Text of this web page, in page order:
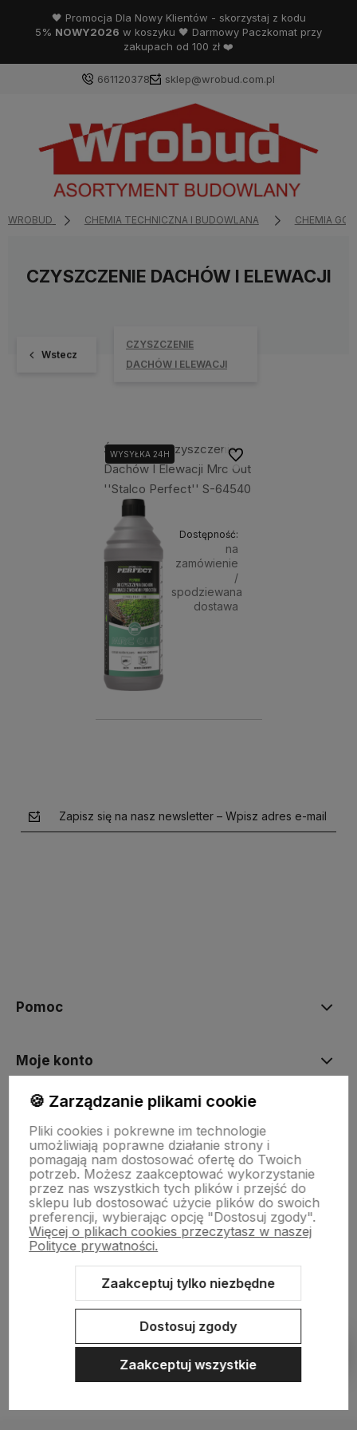
🖤 Promocja Dla Nowy Klientów - skorzystaj z kodu
5% NOWY2026 w koszyku 🖤 Darmowy Paczkomat przy
zakupach od 100 zł ❤️
661120378 sklep@wrobud.com.pl
WROBUD CHEMIA TECHNICZNA I BUDOWLANA CHEMIA
CZYSZCZENIE DACHÓW I ELEWACJI
Wstecz
CZYSZCZENIE
DACHÓW I ELEWACJI
Środek Do Czyszczenia
Dachów I Elewacji Mrc Out
''Stalco Perfect'' S-64540
WYSYŁKA 24H
Dostępność:
na
zamówienie
/
spodziewana
dostawa
Do ulubionych
Zapisz się na nasz newsletter – Wpisz adres e-mail
Pomoc
Moje konto
Płatności i dostawa
Informacje
O nas
Sklep internetowy Shoper.pl Szablon Shoper Modern 3.0™
🍪 Zarządzanie plikami cookie
Pliki cookies i pokrewne im technologie
umożliwiają poprawne działanie strony i
pomagają nam dostosować ofertę do Twoich
potrzeb. Możesz zaakceptować wykorzystanie
przez nas wszystkich tych plików i przejść do
sklepu lub dostosować użycie plików do swoich
preferencji, wybierając opcję "Dostosuj zgody".
Więcej o plikach cookies przeczytasz w naszej
Polityce prywatności.
Zaakceptuj tylko niezbędne
Dostosuj zgody
Zaakceptuj wszystkie